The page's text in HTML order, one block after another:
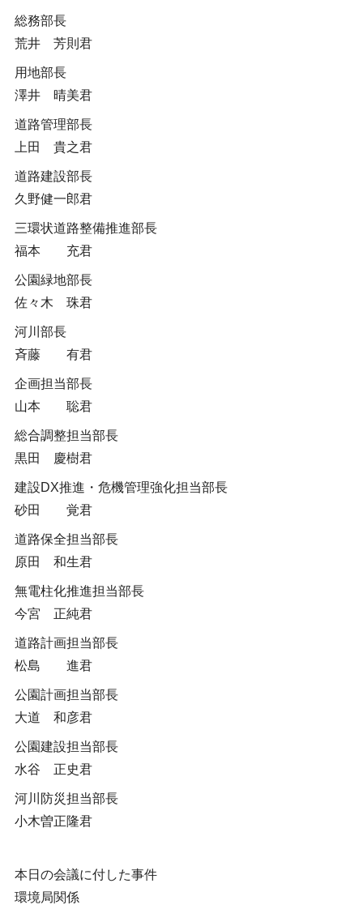
総務部長
荒井 芳則君
用地部長
澤井 晴美君
道路管理部長
上田 貴之君
道路建設部長
久野健一郎君
三環状道路整備推進部長
福本 充君
公園緑地部長
佐々木 珠君
河川部長
斉藤 有君
企画担当部長
山本 聡君
総合調整担当部長
黒田 慶樹君
建設DX推進・危機管理強化担当部長
砂田 覚君
道路保全担当部長
原田 和生君
無電柱化推進担当部長
今宮 正純君
道路計画担当部長
松島 進君
公園計画担当部長
大道 和彦君
公園建設担当部長
水谷 正史君
河川防災担当部長
小木曽正隆君
本日の会議に付した事件
環境局関係